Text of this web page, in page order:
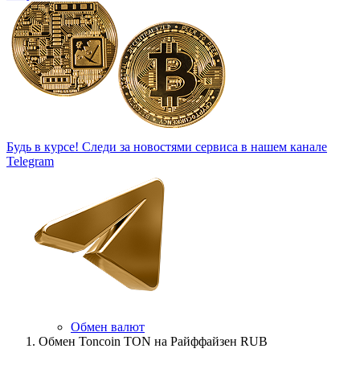
Будь в курсе! Следи за новостями сервиса в нашем канале
Telegram
Обмен валют
Обмен Toncoin TON на Райффайзен RUB